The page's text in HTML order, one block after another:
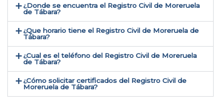
¿Donde se encuentra el Registro Civil de Moreruela
de Tábara​?
¿Que horario tiene el Registro Civil de Moreruela de
Tábara?
¿Cual es el teléfono del Registro Civil de Moreruela
de Tábara​?
¿Cómo solicitar certificados del Registro Civil de
Moreruela de Tábara​?